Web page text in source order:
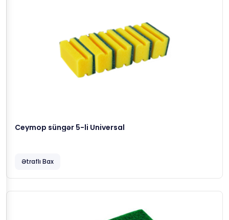
Ceymop süngər 5-li Universal
Ətraflı Bax